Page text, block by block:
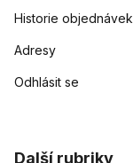
Historie objednávek
Adresy
Odhlásit se
Další rubriky